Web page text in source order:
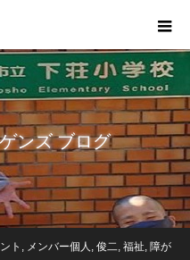
ンズ ブログ
ト , メンバー個人 , 俊二, 福祉, 障が